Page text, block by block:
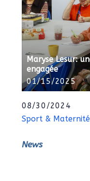
Maryse Lesur:
engagée
01/15/2025
08/30/2024
Sport & Maternité
News